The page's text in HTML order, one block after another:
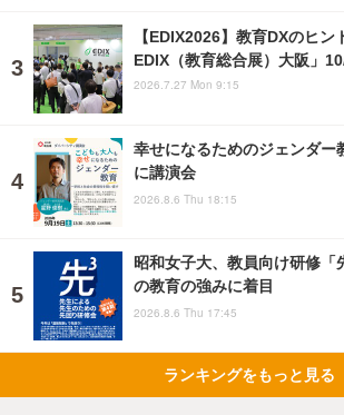
【EDIX2026】教育DXのヒン
EDIX（教育総合展）大阪」
2026.7.27 Mon 9:15
幸せになるためのジェンダー
に講演会
2026.8.6 Thu 18:15
昭和女子大、教員向け研修
の教育の強みに着目
2026.8.6 Thu 17:45
ランキングをもっと見る